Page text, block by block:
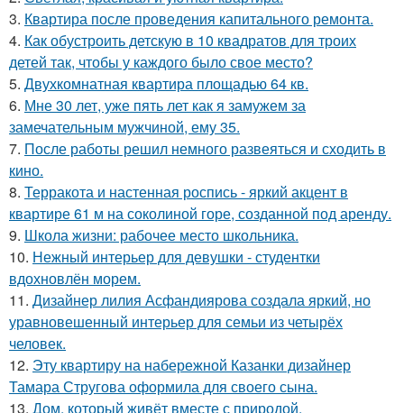
3. Квартира после проведения капитального ремонта.
4. Как обустроить детскую в 10 квадратов для троих
детей так, чтобы у каждого было свое место?
5. Двухкомнатная квартира площадью 64 кв.
6. Мне 30 лет, уже пять лет как я замужем за
замечательным мужчиной, ему 35.
7. После работы решил немного развеяться и сходить в
кино.
8. Терракота и настенная роспись - яркий акцент в
квартире 61 м на соколиной горе, созданной под аренду.
9. Школа жизни: рабочее место школьника.
10. Нежный интерьер для девушки - студентки
вдохновлён морем.
11. Дизайнер лилия Асфандиярова создала яркий, но
уравновешенный интерьер для семьи из четырёх
человек.
12. Эту квартиру на набережной Казанки дизайнер
Тамара Стругова оформила для своего сына.
13. Дом, который живёт вместе с природой.